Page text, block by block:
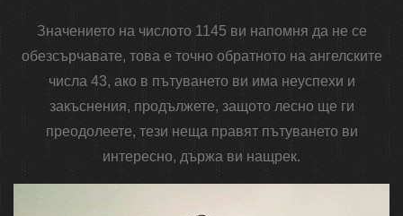
Значението на числото 1145 ви напомня да не се
обезсърчавате, това е точно обратното на ангелските
числа 43, ако в пътуването ви има неуспехи и
закъснения, продължете, защото лесно ще ги
преодолеете, тези неща правят пътуването ви
интересно, държа ви нащрек.